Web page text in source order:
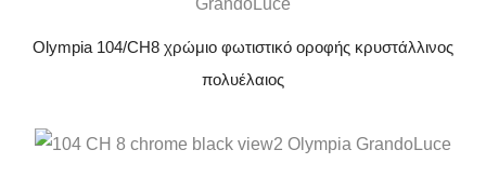
Olympia 104/CH8 χρώμιο φωτιστικό οροφής κρυστάλλινος
πολυέλαιος